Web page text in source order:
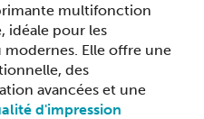
multifonction
idéale pour les
Elle offre une
e, des
avancées et une
d'impression